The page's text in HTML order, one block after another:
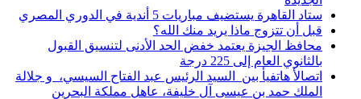
ستاد القاهرة يستضيف مباريات 5 أندية في الدوري المصري
قبل أن تتزوج ماذا يريد منك الله؟
محافظ الجيزة يعتمد خفض الحد الأدنى لتنسيق القبول
بالثانوي العام إلى 225 درجة
اتصالأ هاتفيأ بين السيد الرئيس عبد الفتاح السيسي، و جلالة
الملك حمد بن عيسى آل خليفة، عاهل مملكة البحرين